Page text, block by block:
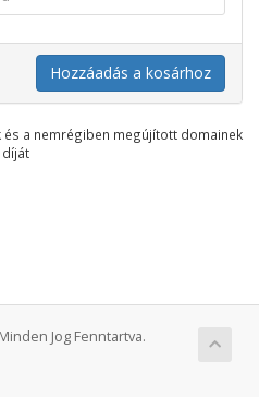
Hozzáadás a kosárhoz
és a nemrégiben megújított domainek
díját
Jog Fenntartva.